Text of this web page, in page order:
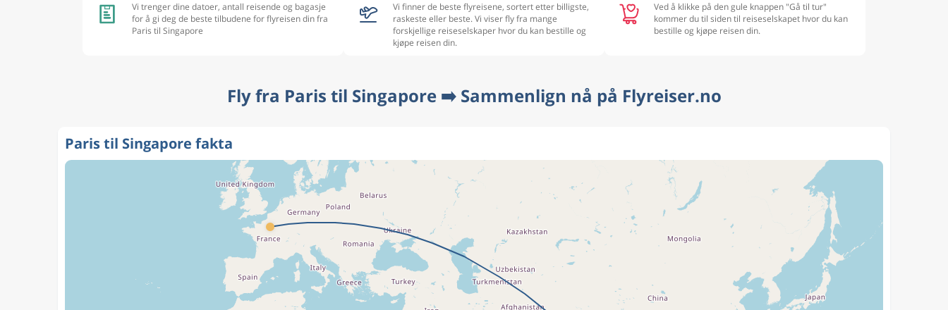
Vi trenger dine datoer, antall reisende og bagasje
for å gi deg de beste tilbudene for flyreisen din fra
Paris til Singapore
Vi finner de beste flyreisene, sortert etter billigste,
raskeste eller beste. Vi viser fly fra mange
forskjellige reiseselskaper hvor du kan bestille og
kjøpe reisen din.
Ved å klikke på den gule knappen "Gå til tur"
kommer du til siden til reiseselskapet hvor du kan
bestille og kjøpe reisen din.
Fly fra Paris til Singapore ➡️ Sammenlign nå på Flyreiser.no
Paris til Singapore fakta